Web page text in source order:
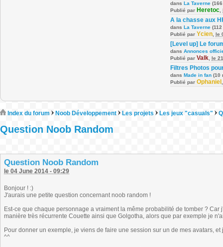
dans La Taverne
Publié par Heretoc
A la chasse aux
dans La Taverne
Publié par Ycien le
[Level up] Le
dans Annonces
Publié par Valk le
Filtres Photos
dans Made in fan (10
Publié par Ophaniel
Index du forum Noob Développement Les projets Les jeux "casuals"
Question Noob Random
Question Noob Random
le 04 June 2014 - 09:29
Bonjour ! :)
J'aurais une petite question concernant noob random !
Est-ce que chaque personnage a vraiment la même probabilité de tomber ?
manière très récurrente Couette ainsi que Golgotha, alors que par exemple je
Pour donner un exemple, je viens de faire une session sur un de mes avatars,
^^